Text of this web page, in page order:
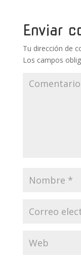
Enviar
Tu dirección de
Los campos